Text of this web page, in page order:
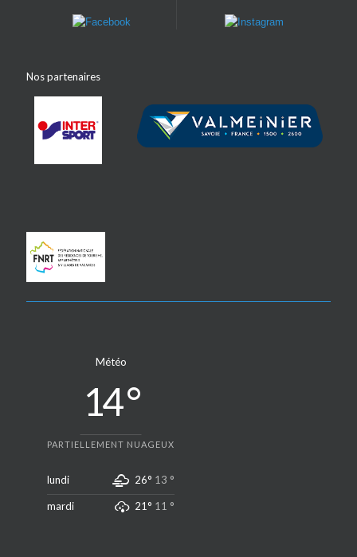
Nos partenaires
Météo
14 °
PARTIELLEMENT NUAGEUX
lundi 26° 13 °
mardi 21° 11 °